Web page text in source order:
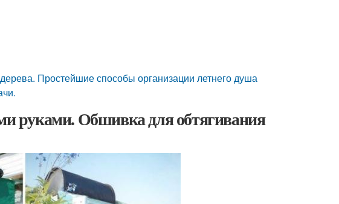
Простейшие способы организации летнего душа
руками. Обшивка для обтягивания